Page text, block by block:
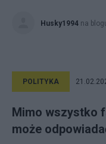
Husky1994 na
POLITYKA
Mimo wszystko
może